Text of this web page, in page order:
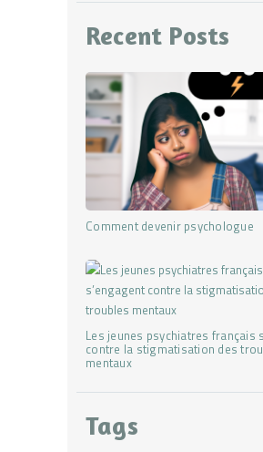
Recent Posts
Comment devenir psychologue
Les jeunes psychiatres français
contre la stigmatisation des
mentaux
Tags